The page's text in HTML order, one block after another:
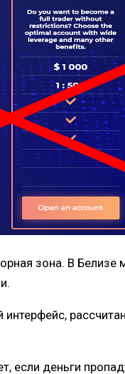
зона. В Белизе
интерфейс,
если деньги